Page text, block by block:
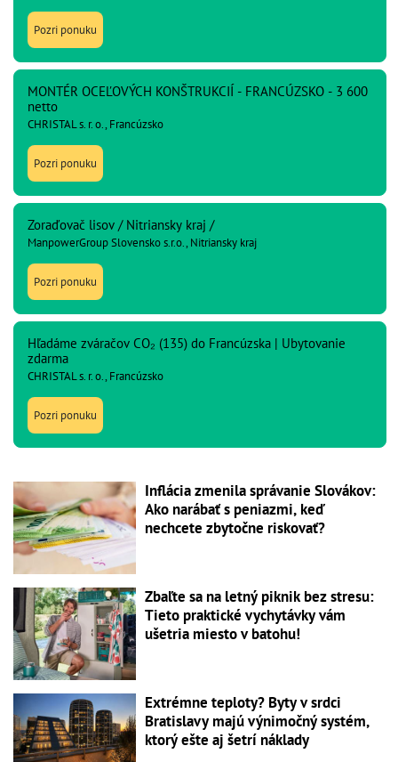
Pozri ponuku
MONTÉR OCEĽOVÝCH KONŠTRUKCIÍ - FRANCÚZSKO - 3 600
netto
CHRISTAL s. r. o., Francúzsko
Pozri ponuku
Zoraďovač lisov / Nitriansky kraj /
ManpowerGroup Slovensko s.r.o., Nitriansky kraj
Pozri ponuku
Hľadáme zváračov CO₂ (135) do Francúzska | Ubytovanie
zdarma
CHRISTAL s. r. o., Francúzsko
Pozri ponuku
Inflácia zmenila správanie Slovákov:
Ako narábať s peniazmi, keď
nechcete zbytočne riskovať?
Zbaľte sa na letný piknik bez stresu:
Tieto praktické vychytávky vám
ušetria miesto v batohu!
Extrémne teploty? Byty v srdci
Bratislavy majú výnimočný systém,
ktorý ešte aj šetrí náklady